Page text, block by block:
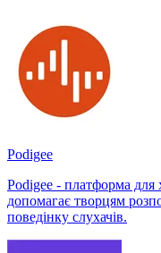
Podigee
Podigee - платформа для
допомагає творцям
поведінку слухачів.